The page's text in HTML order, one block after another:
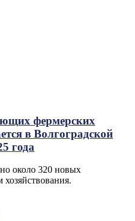
фермерских
в Волгоградской
года
около 320 новых